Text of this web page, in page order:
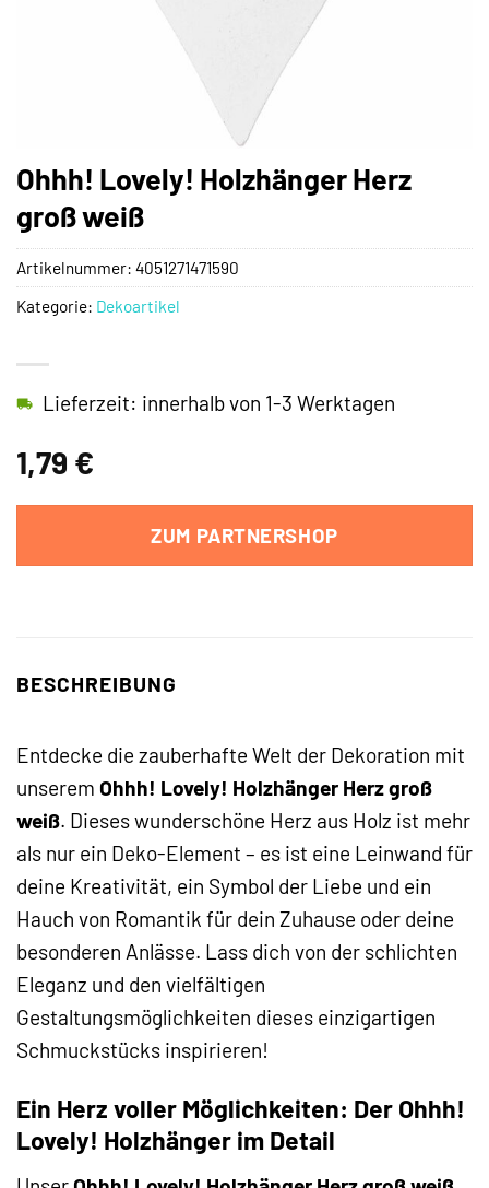
Ohhh! Lovely! Holzhänger Herz
groß weiß
1,79 €
Lieferzeit: innerhalb von 1-3 Werktagen
ZUM PARTNERSHOP
Artikelnummer: 4051271471590
Kategorie: Dekoartikel
BESCHREIBUNG
Entdecke die zauberhafte Welt der Dekoration mit
unserem Ohhh! Lovely! Holzhänger Herz groß
weiß. Dieses wunderschöne Herz aus Holz ist mehr
als nur ein Deko-Element – es ist eine Leinwand für
deine Kreativität, ein Symbol der Liebe und ein
Hauch von Romantik für dein Zuhause oder deine
besonderen Anlässe. Lass dich von der schlichten
Eleganz und den vielfältigen
Gestaltungsmöglichkeiten dieses einzigartigen
Schmuckstücks inspirieren!
Ein Herz voller Möglichkeiten: Der Ohhh!
Lovely! Holzhänger im Detail